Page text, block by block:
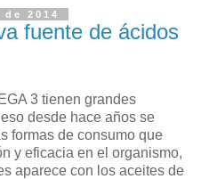
2014
fuente de ácidos
3 tienen grandes
desde hace años se
formas de consumo que
y eficacia en el organismo,
aparece con los aceites de